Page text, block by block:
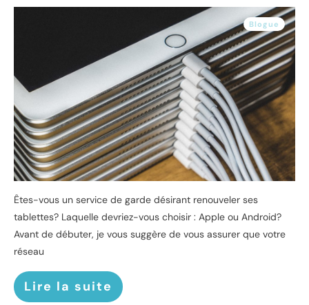
Blogue
Êtes-vous un service de garde désirant renouveler ses
tablettes? Laquelle devriez-vous choisir : Apple ou Android?
Avant de débuter, je vous suggère de vous assurer que votre
réseau
Lire la suite